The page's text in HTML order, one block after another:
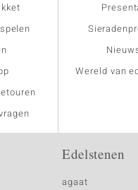
Wereld van
Edelstenen
agaat